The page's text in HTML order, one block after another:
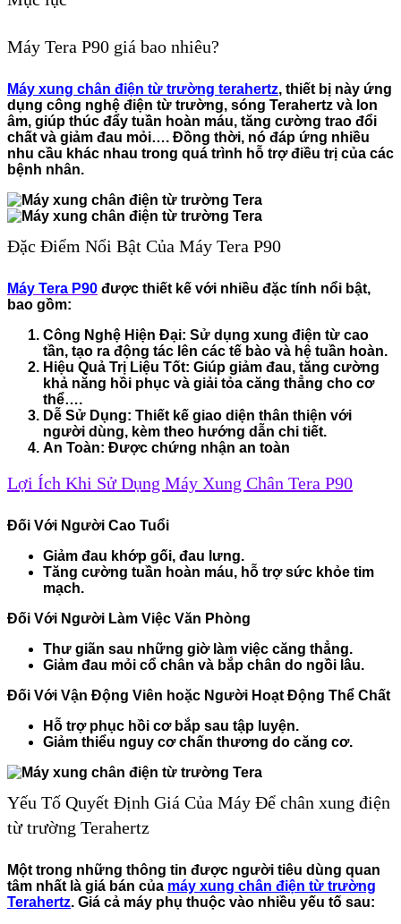
Máy Tera P90 giá bao nhiêu?
Máy xung chân điện từ trường terahertz, thiết bị này ứng
dụng công nghệ điện từ trường, sóng Terahertz và Ion
âm, giúp thúc đẩy tuần hoàn máu, tăng cường trao đổi
chất và giảm đau mỏi…. Đồng thời, nó đáp ứng nhiều
nhu cầu khác nhau trong quá trình hỗ trợ điều trị của các
bệnh nhân.
Đặc Điểm Nổi Bật Của Máy Tera P90
Máy Tera P90 được thiết kế với nhiều đặc tính nổi bật,
bao gồm:
Công Nghệ Hiện Đại: Sử dụng xung điện từ cao
tần, tạo ra động tác lên các tế bào và hệ tuần hoàn.
Hiệu Quả Trị Liệu Tốt: Giúp giảm đau, tăng cường
khả năng hồi phục và giải tỏa căng thẳng cho cơ
thể….
Dễ Sử Dụng: Thiết kế giao diện thân thiện với
người dùng, kèm theo hướng dẫn chi tiết.
An Toàn: Được chứng nhận an toàn
Lợi Ích Khi Sử Dụng Máy Xung Chân Tera P90
Đối Với Người Cao Tuổi
Giảm đau khớp gối, đau lưng.
Tăng cường tuần hoàn máu, hỗ trợ sức khỏe tim
mạch.
Đối Với Người Làm Việc Văn Phòng
Thư giãn sau những giờ làm việc căng thẳng.
Giảm đau mỏi cổ chân và bắp chân do ngồi lâu.
Đối Với Vận Động Viên hoặc Người Hoạt Động Thể Chất
Hỗ trợ phục hồi cơ bắp sau tập luyện.
Giảm thiểu nguy cơ chấn thương do căng cơ.
Yếu Tố Quyết Định Giá Của Máy Để chân xung điện
từ trường Terahertz
Một trong những thông tin được người tiêu dùng quan
tâm nhất là giá bán của máy xung chân điện từ trường
Terahertz. Giá cả máy phụ thuộc vào nhiều yếu tố sau: